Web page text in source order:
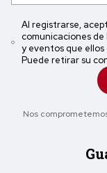
Al registrarse,
comunicaciones de
y eventos que
Puede retirar su
Nos